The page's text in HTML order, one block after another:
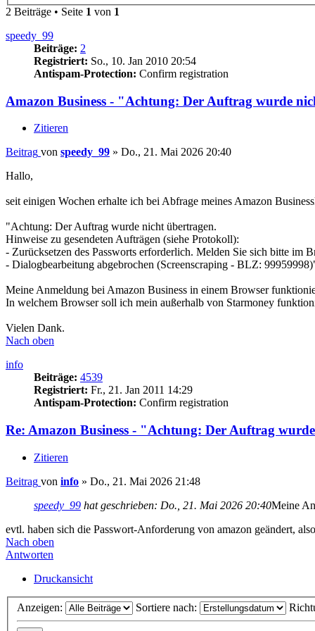
2 Beiträge • Seite 1 von 1
speedy_99
Beiträge: 2
Registriert: So., 10. Jan 2010 20:54
Antispam-Protection: Confirm registration
Amazon Business - "Achtung: Der Auftrag wurde
Zitieren
Beitrag von speedy_99 » Do., 21. Mai 2026 20:40
Hallo,
seit einigen Wochen erhalte ich bei Abfrage meines Amazon
"Achtung: Der Auftrag wurde nicht übertragen.
Hinweise zu gesendeten Aufträgen (siehe Protokoll):
- Zurücksetzen des Passworts erforderlich. Melden Sie sich bitte im
- Dialogbearbeitung abgebrochen (Screenscraping - BLZ:
Meine Anmeldung bei Amazon Business in einem Browser
In welchem Browser soll ich mein außerhalb von Starmoney
Vielen Dank.
Nach oben
info
Beiträge: 4539
Registriert: Fr., 21. Jan 2011 14:29
Antispam-Protection: Confirm registration
Re: Amazon Business - "Achtung: Der Auftrag
Zitieren
Beitrag von info » Do., 21. Mai 2026 21:48
speedy_99 hat geschrieben: Do., 21. Mai 2026 20:40Meine
evtl. haben sich die Passwort-Anforderung von amazon geändert,
Nach oben
Antworten
Druckansicht
Anzeigen: Sortiere nach: